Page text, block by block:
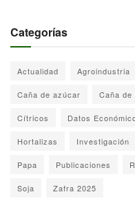
Categorías
Actualidad Agroindustria
Caña de azúcar Caña de
Cítricos Datos
Hortalizas Investigación
Papa Publicaciones
Soja Zafra 2025